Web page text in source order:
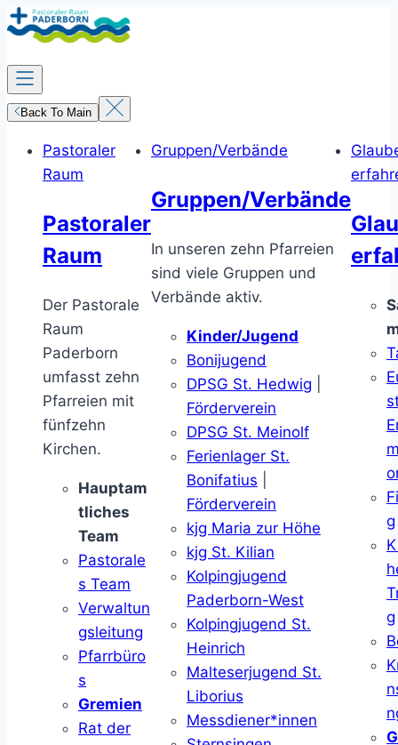
Zum
Inhalt
springen
Back To Main
Pastoraler
Raum
Pastoraler
Raum
Der Pastorale
Raum
Paderborn
umfasst zehn
Pfarreien mit
fünfzehn
Kirchen.
Hauptam
tliches
Team
Pastorale
s Team
Verwaltun
gsleitung
Pfarrbüro
s
Gremien
Rat der
Gruppen/Verbände
Gruppen/Verbände
In unseren zehn Pfarreien
sind viele Gruppen und
Verbände aktiv.
Kinder/Jugend
Bonijugend
DPSG St. Hedwig
Förderverein
DPSG St. Meinolf
Ferienlager St.
Bonifatius
Förderverein
kjg Maria zur Höhe
kjg St. Kilian
Kolpingjugend
Paderborn-West
Kolpingjugend St.
Heinrich
Malteserjugend St.
Liborius
Messdiener*innen
g
g